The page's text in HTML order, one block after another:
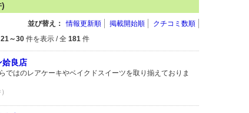
)
並び替え： 情報更新順 掲載開始順 クチコミ数順
21～30 件を表示 / 全 181 件
姶良店
ではのレアケーキやベイクドスイーツを取り揃えておりま